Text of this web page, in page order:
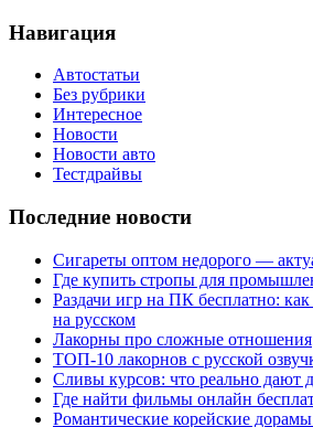
Навигация
Автостатьи
Без рубрики
Интересное
Новости
Новости авто
Тестдрайвы
Последние новости
Сигареты оптом недорого —
Где купить стропы для
Раздачи игр на ПК бесплатно:
на русском
Лакорны про сложные отношения
ТОП-10 лакорнов с русской
Сливы курсов: что реально дают
Где найти фильмы онлайн
Романтические корейские